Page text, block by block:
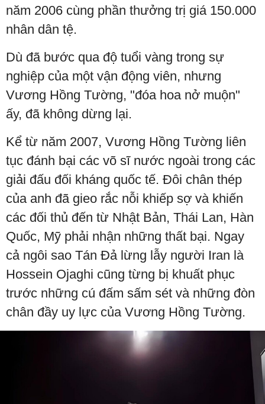
năm 2006 cùng phần thưởng trị giá 150.000
nhân dân tệ.
Dù đã bước qua độ tuổi vàng trong sự
nghiệp của một vận động viên, nhưng
Vương Hồng Tường, "đóa hoa nở muộn"
ấy, đã không dừng lại.
Kể từ năm 2007, Vương Hồng Tường liên
tục đánh bại các võ sĩ nước ngoài trong các
giải đấu đối kháng quốc tế. Đôi chân thép
của anh đã gieo rắc nỗi khiếp sợ và khiến
các đối thủ đến từ Nhật Bản, Thái Lan, Hàn
Quốc, Mỹ phải nhận những thất bại. Ngay
cả ngôi sao Tán Đả lừng lẫy người Iran là
Hossein Ojaghi cũng từng bị khuất phục
trước những cú đấm sấm sét và những đòn
chân đầy uy lực của Vương Hồng Tường.